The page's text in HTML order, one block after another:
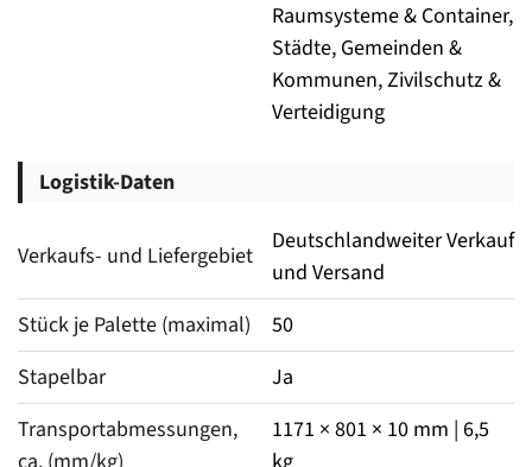
Raumsysteme & Container,
Städte, Gemeinden &
Kommunen, Zivilschutz &
Verteidigung
Logistik-Daten
Verkaufs- und Liefergebiet
Deutschlandweiter Verkauf
und Versand
Stück je Palette (maximal)
50
Stapelbar
Ja
Transportabmessungen,
1171 × 801 × 10 mm | 6,5